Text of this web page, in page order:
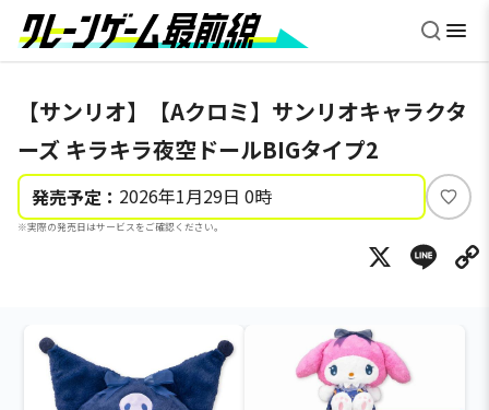
【サンリオ】【Aクロミ】サンリオキャラクタ
ーズ キラキラ夜空ドールBIGタイプ2
発売予定： 2026年1月29日 0時
※実際の発売日はサービスをご確認ください。
い
ね
X